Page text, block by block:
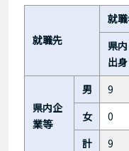
就職先
就職
県内
出身
県内企
業等
男 9
女
0
計
9